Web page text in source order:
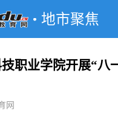
地市聚焦
职业学院开展“八
网